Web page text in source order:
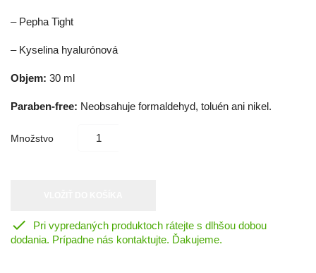
– Pepha Tight
– Kyselina hyalurónová
Objem: 30 ml
Paraben-free: Neobsahuje formaldehyd, toluén ani nikel.
Množstvo

Pri vypredaných produktoch rátejte s dlhšou dobou
dodania. Prípadne nás kontaktujte. Ďakujeme.